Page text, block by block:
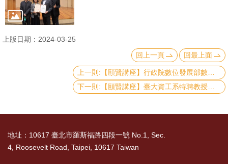
&
學
輔
源
與
上版日期：2024-03-25
回上一頁
回最上面
地址：10617 臺北市羅斯福路四段一號 No.1, Sec.
4, Roosevelt Road, Taipei, 10617 Taiwan